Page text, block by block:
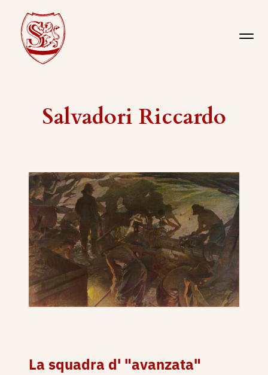
Salvadori Riccardo
La squadra d' "avanzata"